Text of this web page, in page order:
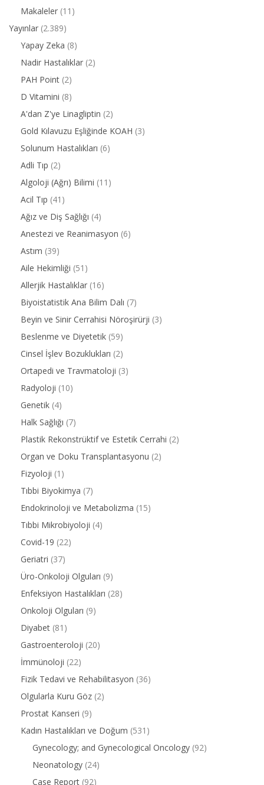
Makaleler (11)
Yayınlar (2.389)
Yapay Zeka (8)
Nadir Hastalıklar (2)
PAH Point (2)
D Vitamini (8)
A'dan Z'ye Linagliptin (2)
Gold Kılavuzu Eşliğinde KOAH (3)
Solunum Hastalıkları (6)
Adli Tıp (2)
Algoloji (Ağrı) Bilimi (11)
Acil Tıp (41)
Ağız ve Diş Sağlığı (4)
Anestezi ve Reanimasyon (6)
Astım (39)
Aile Hekimliği (51)
Allerjik Hastalıklar (16)
Biyoistatistik Ana Bilim Dalı (7)
Beyin ve Sinir Cerrahisi Nöroşirürji (3)
Beslenme ve Diyetetik (59)
Cinsel İşlev Bozuklukları (2)
Ortapedi ve Travmatoloji (3)
Radyoloji (10)
Genetik (4)
Halk Sağlığı (7)
Plastik Rekonstrüktif ve Estetik Cerrahi (2)
Organ ve Doku Transplantasyonu (2)
Fizyoloji (1)
Tıbbi Biyokimya (7)
Endokrinoloji ve Metabolizma (15)
Tıbbi Mikrobiyoloji (4)
Covid-19 (22)
Geriatri (37)
Üro-Onkoloji Olguları (9)
Enfeksiyon Hastalıkları (28)
Onkoloji Olguları (9)
Diyabet (81)
Gastroenteroloji (20)
İmmünoloji (22)
Fizik Tedavi ve Rehabilitasyon (36)
Olgularla Kuru Göz (2)
Prostat Kanseri (9)
Kadın Hastalıkları ve Doğum (531)
Gynecology; and Gynecological Oncology (92)
Neonatology (24)
Case Report (92)